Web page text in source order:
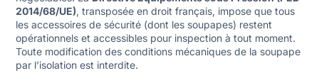
2014/68/UE), transposée en droit français, impose que tous
les accessoires de sécurité (dont les soupapes) restent
opérationnels et accessibles pour inspection à tout moment.
Toute modification des conditions mécaniques de la soupape
par l’isolation est interdite.